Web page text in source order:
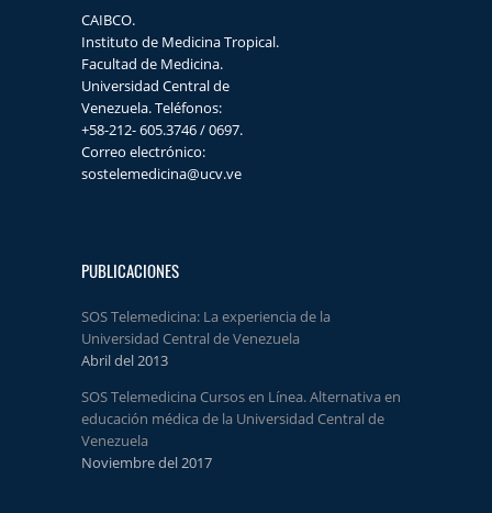
CAIBCO.
Instituto de Medicina Tropical.
Facultad de Medicina.
Universidad Central de
Venezuela. Teléfonos:
+58-212- 605.3746 / 0697.
Correo electrónico:
sostelemedicina@ucv.ve
PUBLICACIONES
SOS Telemedicina: La experiencia de la
Universidad Central de Venezuela
Abril del 2013
SOS Telemedicina Cursos en Línea. Alternativa en
educación médica de la Universidad Central de
Venezuela
Noviembre del 2017